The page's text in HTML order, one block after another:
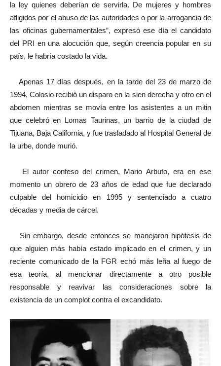
la ley quienes deberían de servirla. De mujeres y hombres
afligidos por el abuso de las autoridades o por la arrogancia de
las oficinas gubernamentales”, expresó ese día el candidato
del PRI en una alocución que, según creencia popular en su
país, le habría costado la vida.
Apenas 17 días después, en la tarde del 23 de marzo de
1994, Colosio recibió un disparo en la sien derecha y otro en el
abdomen mientras se movía entre los asistentes a un mitin
que celebró en Lomas Taurinas, un barrio de la ciudad de
Tijuana, Baja California, y fue trasladado al Hospital General de
la urbe, donde murió.
El autor confeso del crimen, Mario Arbuto, era en ese
momento un obrero de 23 años de edad que fue declarado
culpable del homicidio en 1995 y sentenciado a cuatro
décadas y media de cárcel.
Sin embargo, desde entonces se manejaron hipótesis de
que alguien más había estado implicado en el crimen, y un
reciente comunicado de la FGR echó más leña al fuego de
esa teoría, al mencionar directamente a otro posible
responsable y reavivar las consideraciones sobre la
existencia de un complot contra el excandidato.